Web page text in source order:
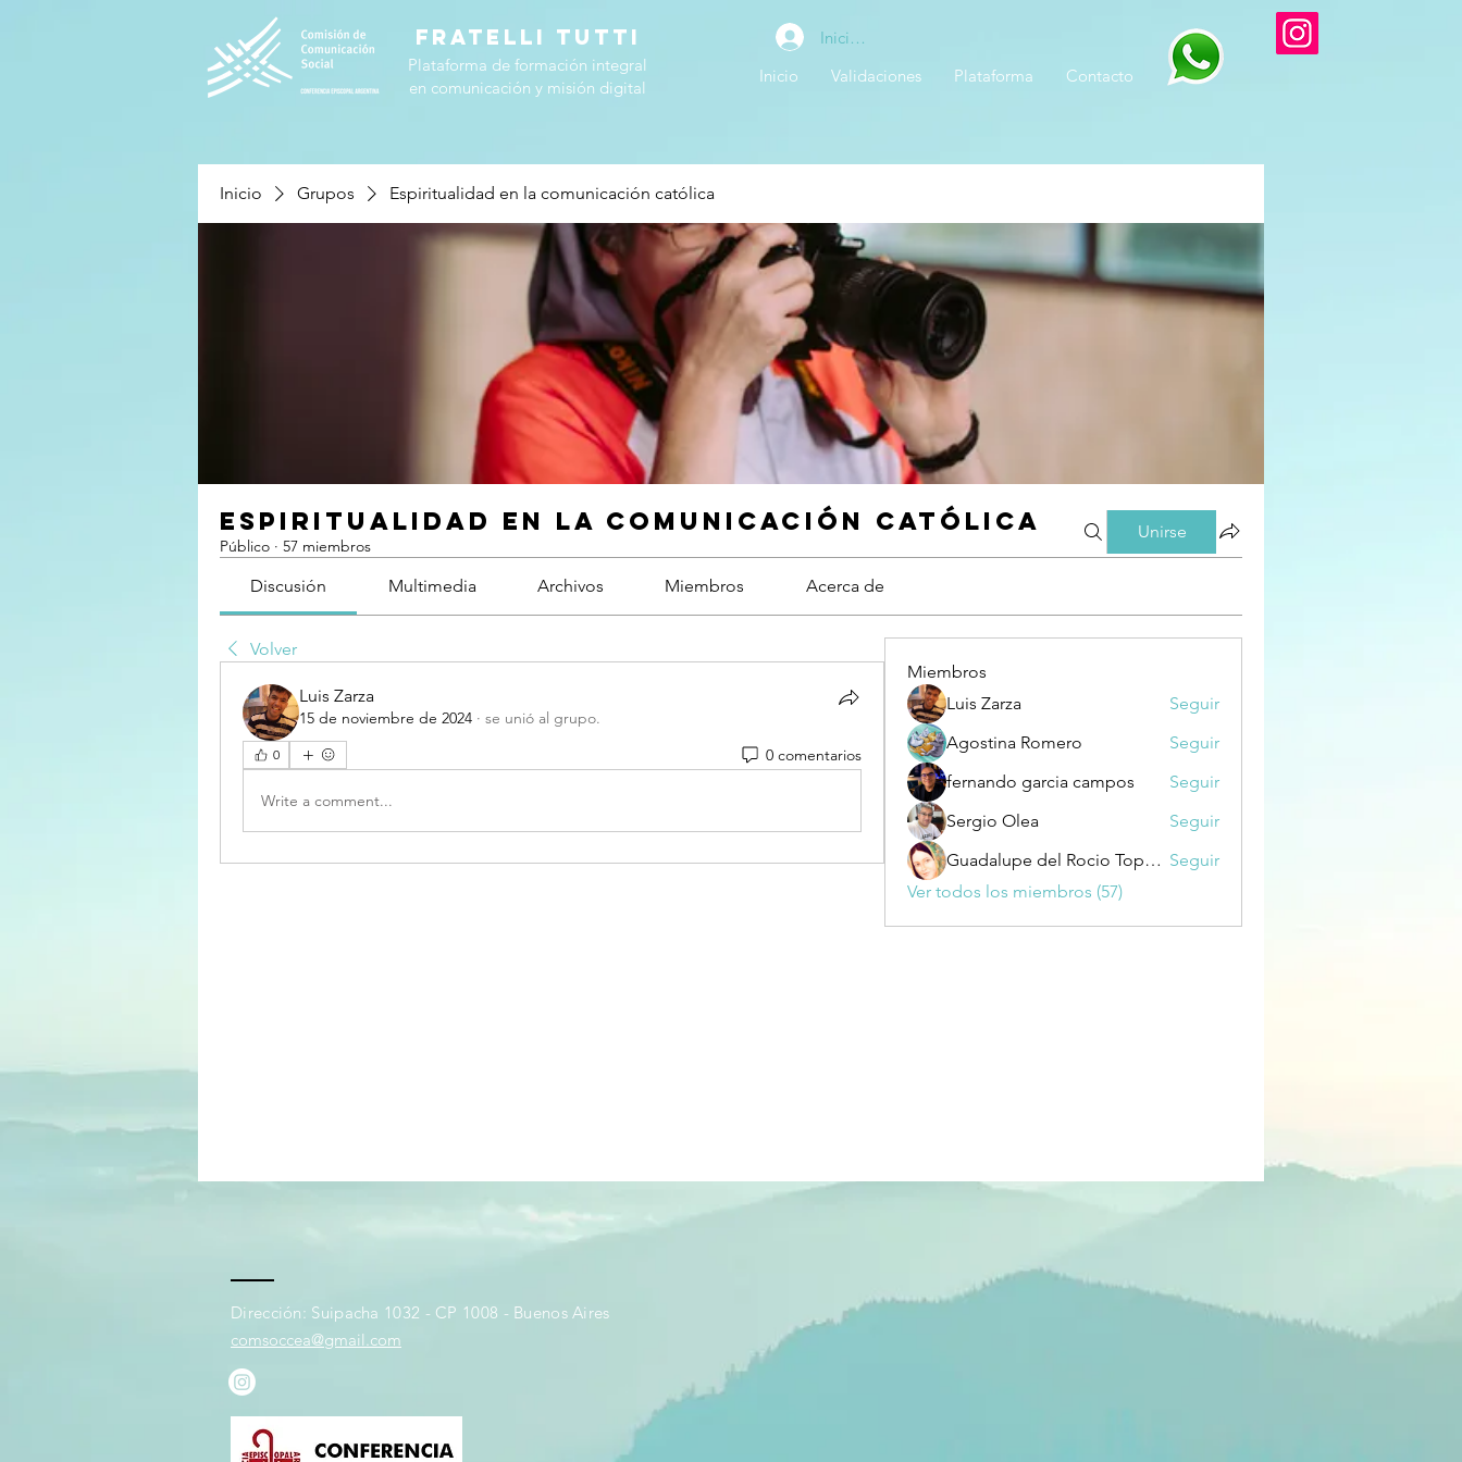
FRATELLI TUTTI
Plataforma de formación integral
en comunicación y misión digital
Iniciar sesión
Inicio
Validaciones Plataforma Contacto
Inicio Grupos Espiritualidad en la comunicación católica
Espiritualidad en la comunicación católica
Público · 57 miembros
Unirse
Discusión Multimedia Archivos Miembros Acerca de
Volver
Luis Zarza
15 de noviembre de 2024 · se unió al grupo.
0 0 comentarios
Write a comment...
Miembros
Luis Zarza
Seguir
Agostina Romero
Seguir
fernando garcia campos
Seguir
Sergio Olea
Seguir
Guadalupe del Rocio Topete Duarte Seguir
Ver todos los miembros (57)
Dirección: Suipacha 1032 - CP 1008 - Buenos Aires​
comsoccea@gmail.com